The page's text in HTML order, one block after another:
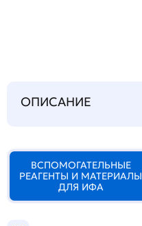
ОПИСАНИЕ
ВСПОМОГАТЕЛЬНЫЕ
РЕАГЕНТЫ И МАТЕРИАЛЫ
ДЛЯ ИФА